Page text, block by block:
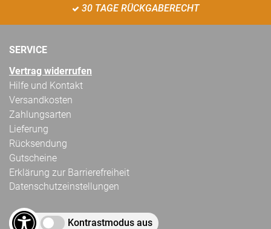
30 TAGE RÜCKGABERECHT
SERVICE
Vertrag widerrufen
Hilfe und Kontakt
Versandkosten
Zahlungsarten
Lieferung
Rücksendung
Gutscheine
Erklärung zur Barrierefreiheit
Datenschutzeinstellungen
Kontrastmodus aus